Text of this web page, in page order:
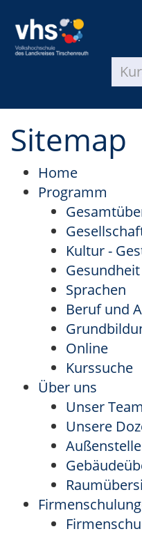
Sitemap
Home
Programm
Kultur -
Gesundheit
Sprachen
Beruf und
Online
Kurssuche
Über uns
Unser Team
Unsere